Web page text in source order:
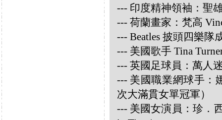
--- 印度精神領袖：聖
--- 荷蘭畫家：梵高
--- Beatles 披頭四樂隊
--- 美國歌手 Tina
--- 英國足球員：萬人
--- 美國職業網球手：
次大滿貫女單冠軍）
--- 美國女演員：珍．